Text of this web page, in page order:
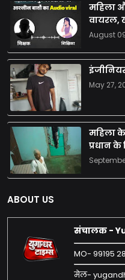
महिला
वायरल,
August
May 27,
महिला
प्रधान के
ABOUT US
संचालक -
MO- 99195
मेल-